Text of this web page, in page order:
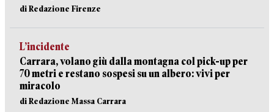
di Redazione Firenze
L’incidente
Carrara, volano giù dalla montagna col pick-up per
70 metri e restano sospesi su un albero: vivi per
miracolo
di Redazione Massa Carrara